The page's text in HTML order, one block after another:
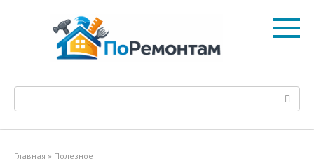
Поиск:
Главная » Полезное